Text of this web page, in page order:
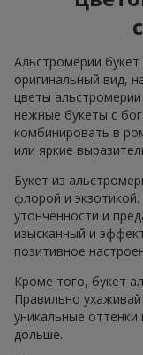
Альстромерии
оригинальный вид,
цветы
нежные букеты с
комбинировать в
или яркие
Букет из
флорой и
утончённости и
изысканный и
позитивное
Кроме того, букет
Правильно
уникальные
дольше.